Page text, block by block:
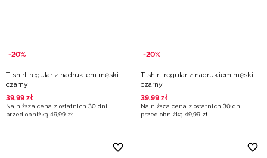
-20%
T-shirt regular z nadrukiem męski -
czarny
39,99 zł
Najniższa cena z ostatnich 30 dni
przed obniżką 49,99 zł
-20%
T-shirt regular z nadrukiem męski -
czarny
39,99 zł
Najniższa cena z ostatnich 30 dni
przed obniżką 49,99 zł